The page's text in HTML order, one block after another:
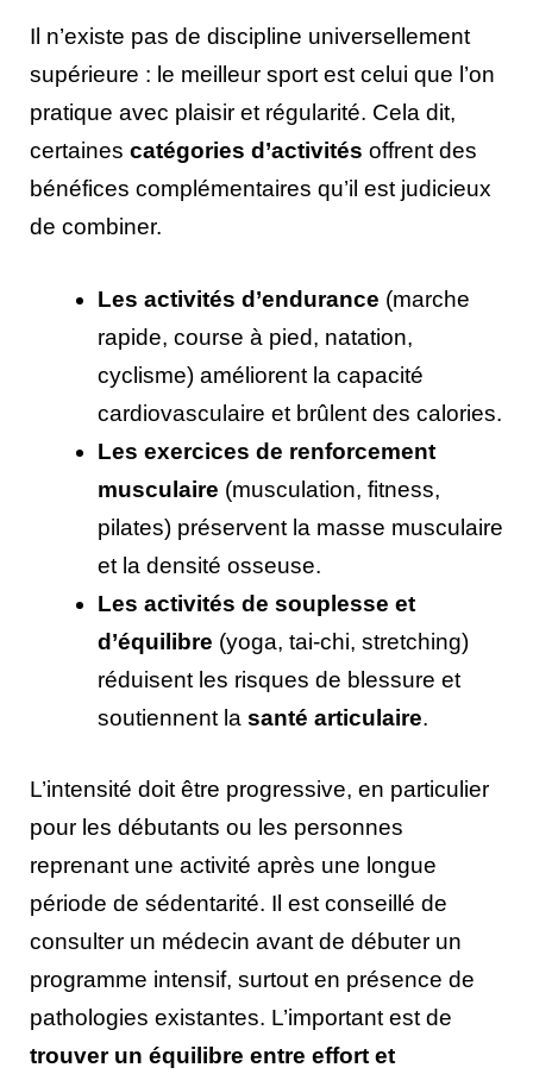
Il n’existe pas de discipline universellement
supérieure : le meilleur sport est celui que l’on
pratique avec plaisir et régularité. Cela dit,
certaines catégories d’activités offrent des
bénéfices complémentaires qu’il est judicieux
de combiner.
Les activités d’endurance (marche
rapide, course à pied, natation,
cyclisme) améliorent la capacité
cardiovasculaire et brûlent des calories.
Les exercices de renforcement
musculaire (musculation, fitness,
pilates) préservent la masse musculaire
et la densité osseuse.
Les activités de souplesse et
d’équilibre (yoga, tai-chi, stretching)
réduisent les risques de blessure et
soutiennent la santé articulaire.
L’intensité doit être progressive, en particulier
pour les débutants ou les personnes
reprenant une activité après une longue
période de sédentarité. Il est conseillé de
consulter un médecin avant de débuter un
programme intensif, surtout en présence de
pathologies existantes. L’important est de
trouver un équilibre entre effort et